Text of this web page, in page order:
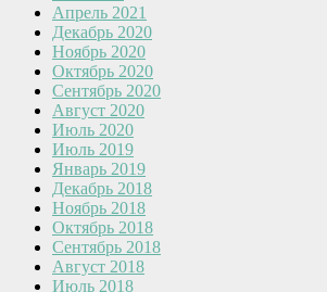
Апрель 2021
Декабрь 2020
Ноябрь 2020
Октябрь 2020
Сентябрь 2020
Август 2020
Июль 2020
Июль 2019
Январь 2019
Декабрь 2018
Ноябрь 2018
Октябрь 2018
Сентябрь 2018
Август 2018
Июль 2018